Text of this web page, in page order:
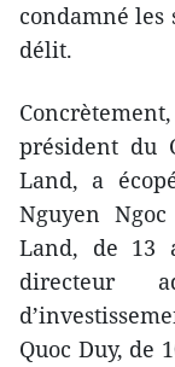
condamné ​les
délit.
président du
Land, a
Nguyen
Land, de 13
directeur
Quoc Duy, de